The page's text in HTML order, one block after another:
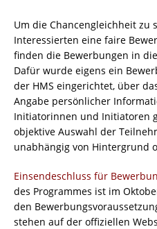
Um die Chancengleichheit zu
Interessierten eine faire
finden die Bewerbungen in
Dafür wurde eigens ein
der HMS eingerichtet, über
Angabe persönlicher
Initiatorinnen und Initiatoren
objektive Auswahl der
unabhängig von Hintergrund
Einsendeschluss für
des Programmes ist im
den
stehen auf der offiziellen